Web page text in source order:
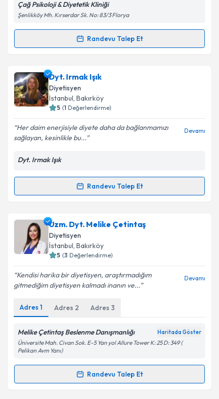
Kişisel verilerimin işlenmesine ilişkin
Metni'ni okudum ve kişisel verilerimin belirtilen
Takvim Talebini Gönder
Çağ Psikoloji & Diyetetik Kliniği
Şenlikköy Mh. Kırserdar Sk. No: 83/3 Florya
Randevu Talep Et
Randevu Takvimi Talebi
Uzm. Dyt. Aslıhan Çebi
oluşturun. Size bu uzmandan randevu almanız için bir
takvim hazırlandığında e-posta ile bilgilendireceğiz.
Kişisel verilerimin işlenmesine ilişkin
kapsamda işlenmesini kabul ediyorum.
Dyt. Irmak Işık
Diyetisyen
İstanbul, Bakırköy
5 (1 Değerlendirme)
Her daim enerjisiyle diyete daha da bağlanmamızı
sağlayan, kesinlikle bu...
Devamı
Dyt. Irmak Işık
Randevu Talep Et
Randevu Takvimi Talebi
Dyt. Irmak Işıkiçin randevu takvimi talebi oluşturun.
Size bu uzmandan randevu almanız için bir takvim
hazırlandığında e-posta ile bilgilendireceğiz.
Kişisel verilerimin işlenmesine ilişkin
Metni'ni okudum ve kişisel verilerimin belirtilen
kapsamda işlenmesini kabul ediyorum.
Uzm. Dyt. Melike Çetintaş
Diyetisyen
İstanbul, Bakırköy
5 (3 Değerlendirme)
Kendisi harika bir diyetisyen, araştırmadığım
gitmediğim diyetisyen kalmadı inanın ve...
Devamı
Adres 1 Adres 2 Adres 3
Melike Çetintaş Beslenme Danışmanlığı Haritada Göster
Üniversite Mah. Civan Sok. E-5 Yan yol Allure Tower K: 25 D: 349 (
Pelikan Avm Yanı)
Randevu Talep Et
Randevu Takvimi Talebi